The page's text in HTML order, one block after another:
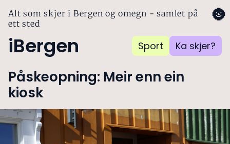
Alt som skjer i Bergen og omegn - samlet på
ett sted
iBergen Sport Ka skjer?
🌚
Påskeopning: Meir enn ein
kiosk